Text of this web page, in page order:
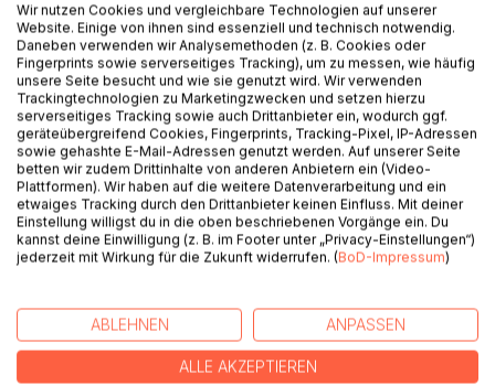
BESCHREIBUNG
"The song of wisdom whispers chaos" is a poetry
collection with poems dealing with the subjects mental
health, climate change, letting go, and others.
Every single poem comes from deep inside my soul.
I hope you enjoy!
Love,
Irena Rose Picard
PRESSESTIMMEN
Wir nutzen Cookies und vergleichbare Technologien auf unserer
Website. Einige von ihnen sind essenziell und technisch notwendig.
Daneben verwenden wir Analysemethoden (z. B. Cookies oder
Fingerprints sowie serverseitiges Tracking), um zu messen, wie häufig
unsere Seite besucht und wie sie genutzt wird. Wir verwenden
Trackingtechnologien zu Marketingzwecken und setzen hierzu
serverseitiges Tracking sowie auch Drittanbieter ein, wodurch ggf.
geräteübergreifend Cookies, Fingerprints, Tracking-Pixel, IP-Adressen
sowie gehashte E-Mail-Adressen genutzt werden. Auf unserer Seite
betten wir zudem Drittinhalte von anderen Anbietern ein (Video-
Plattformen). Wir haben auf die weitere Datenverarbeitung und ein
etwaiges Tracking durch den Drittanbieter keinen Einfluss. Mit deiner
Einstellung willigst du in die oben beschriebenen Vorgänge ein. Du
kannst deine Einwilligung (z. B. im Footer unter „Privacy-Einstellungen“)
jederzeit mit Wirkung für die Zukunft widerrufen. (BoD-Impressum)
ABLEHNEN ANPASSEN
ALLE AKZEPTIEREN